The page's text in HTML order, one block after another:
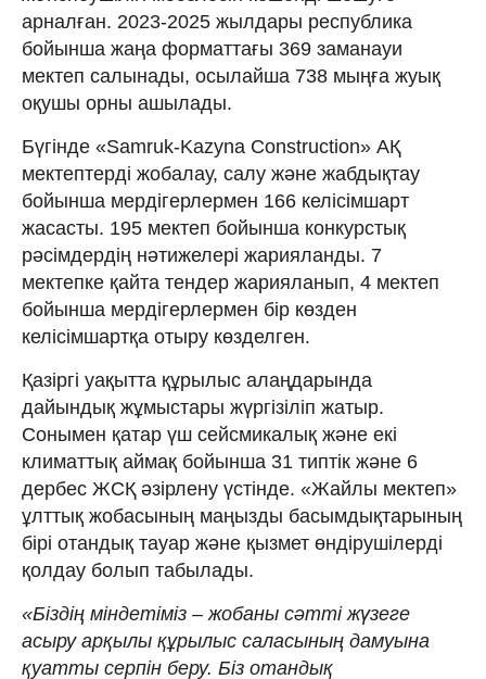
арналған. 2023-2025 жылдары республика
бойынша жаңа форматтағы 369 заманауи
мектеп салынады, осылайша 738 мыңға жуық
оқушы орны ашылады.
Бүгінде «Samruk-Kazyna Construction» АҚ
мектептерді жобалау, салу және жабдықтау
бойынша мердігерлермен 166 келісімшарт
жасасты. 195 мектеп бойынша конкурстық
рәсімдердің нәтижелері жарияланды. 7
мектепке қайта тендер жарияланып, 4 мектеп
бойынша мердігерлермен бір көзден
келісімшартқа отыру көзделген.
Қазіргі уақытта құрылыс алаңдарында
дайындық жұмыстары жүргізіліп жатыр.
Сонымен қатар үш сейсмикалық және екі
климаттық аймақ бойынша 31 типтік және 6
дербес ЖСҚ әзірлену үстінде. «Жайлы мектеп»
ұлттық жобасының маңызды басымдықтарының
бірі отандық тауар және қызмет өндірушілерді
қолдау болып табылады.
«Біздің міндетіміз – жобаны сәтті жүзеге
асыру арқылы құрылыс саласының дамуына
қуатты серпін беру. Біз отандық